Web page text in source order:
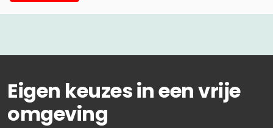
Eigen keuzes in een vrije
omgeving